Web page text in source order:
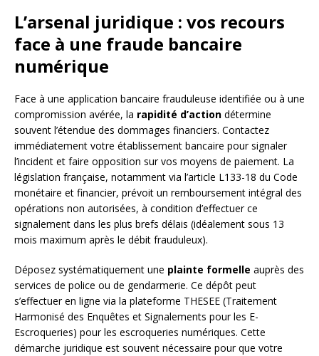
L’arsenal juridique : vos recours
face à une fraude bancaire
numérique
Face à une application bancaire frauduleuse identifiée ou à une
compromission avérée, la rapidité d’action détermine
souvent l’étendue des dommages financiers. Contactez
immédiatement votre établissement bancaire pour signaler
l’incident et faire opposition sur vos moyens de paiement. La
législation française, notamment via l’article L133-18 du Code
monétaire et financier, prévoit un remboursement intégral des
opérations non autorisées, à condition d’effectuer ce
signalement dans les plus brefs délais (idéalement sous 13
mois maximum après le débit frauduleux).
Déposez systématiquement une plainte formelle auprès des
services de police ou de gendarmerie. Ce dépôt peut
s’effectuer en ligne via la plateforme THESEE (Traitement
Harmonisé des Enquêtes et Signalements pour les E-
Escroqueries) pour les escroqueries numériques. Cette
démarche juridique est souvent nécessaire pour que votre